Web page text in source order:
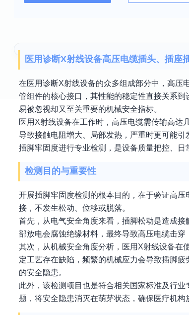
医用诊断X射线设备高压电缆插头、插座
在医用诊断X射线设备的众多组成部分中，高压
管组件的核心接口，其性能的稳定性直接关系
易被忽视却又至关重要的机械安全指标。
医用X射线设备在工作时，高压电缆需传输高达
导致接触电阻增大、局部发热，严重时更可能
插脚牢固度进行专业检测，是设备质量把控、日
检测目的与重要性
开展插脚牢固度检测的根本目的，在于验证高
接，不发生松动、位移或脱落。
首先，从电气安全角度来看，插脚松动是造成
部放电会腐蚀绝缘材料，最终导致高压电缆击穿
其次，从机械安全角度分析，医用X射线设备在
定工艺存在缺陷，频繁的机械应力会导致插脚
的安全隐患。
此外，该检测项目也是符合相关国家标准及行
题，将安全隐患消灭在萌芽状态，确保医疗机构